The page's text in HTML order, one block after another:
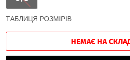
ТАБЛИЦЯ РОЗМІРІВ
НЕМАЄ НА